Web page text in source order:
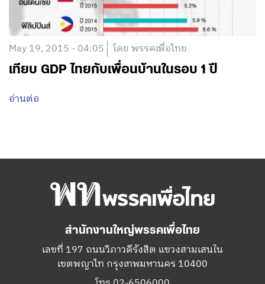
May 19, 2015 - 04:05 โดย พรรคเพื่อไทย
เทียบ GDP ไทยกับเพื่อนบ้านในรอบ 1 ปี
อ่านต่อ
สำนักงานใหญ่พรรคเพื่อไทย
เลขที่ 197 ถนนวิภาวดีรังสิต แขวงสามเสนใน
เขตพญาไท กรุงเทพมหานคร 10400